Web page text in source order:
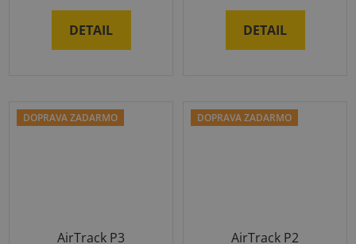
DETAIL DETAIL
DOPRAVA ZADARMO
AirTrack P3
DOPRAVA ZADARMO
AirTrack P2